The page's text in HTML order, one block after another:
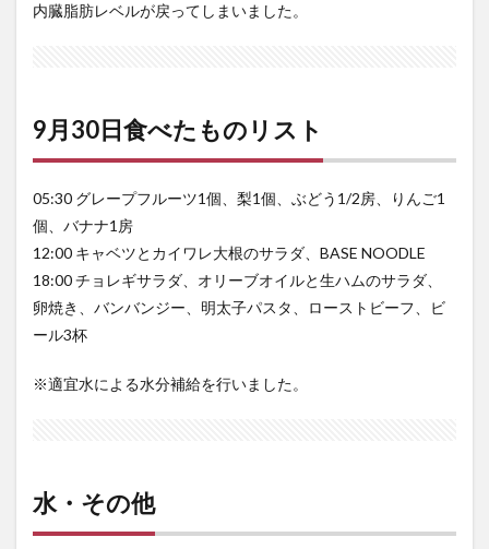
内臓脂肪レベルが戻ってしまいました。
9月30日食べたものリスト
05:30 グレープフルーツ1個、梨1個、ぶどう1/2房、りんご1
個、バナナ1房
12:00 キャベツとカイワレ大根のサラダ、BASE NOODLE
18:00 チョレギサラダ、オリーブオイルと生ハムのサラダ、
卵焼き、バンバンジー、明太子パスタ、ローストビーフ、ビ
ール3杯
※適宜水による水分補給を行いました。
水・その他